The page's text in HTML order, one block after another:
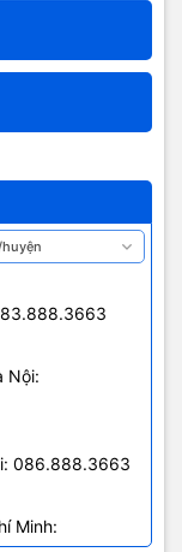
Nội:
086.888.3663
Minh: